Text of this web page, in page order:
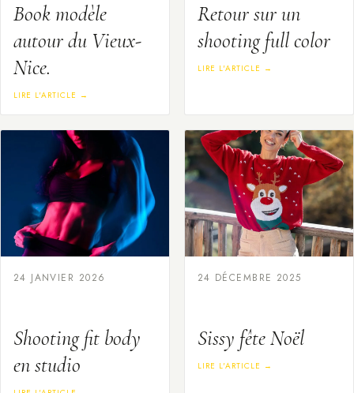
Book modèle
autour du Vieux-
Nice.
LIRE L'ARTICLE →
Retour sur un
shooting full color
LIRE L'ARTICLE →
24 JANVIER 2026
Shooting fit body
en studio
24 DÉCEMBRE 2025
Sissy fête Noël
LIRE L'ARTICLE →